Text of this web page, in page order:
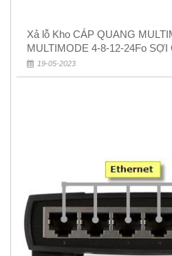
Xả lỗ Kho CÁP QUANG MULTIMODE
MULTIMODE 4-8-12-24Fo
Rẻ 5k
19-05-2023